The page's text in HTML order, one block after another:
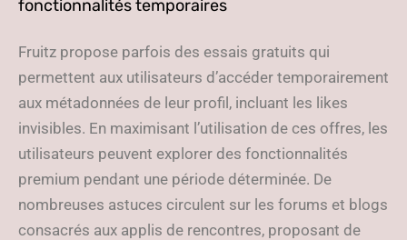
fonctionnalités temporaires
Fruitz propose parfois des essais gratuits qui
permettent aux utilisateurs d’accéder temporairement
aux métadonnées de leur profil, incluant les likes
invisibles. En maximisant l’utilisation de ces offres, les
utilisateurs peuvent explorer des fonctionnalités
premium pendant une période déterminée. De
nombreuses astuces circulent sur les forums et blogs
consacrés aux applis de rencontres, proposant de